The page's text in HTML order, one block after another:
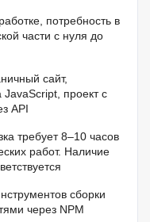
потребность в
части с нуля до
сайт,
проект с
API
требует 8–10 часов
работ. Наличие
сборки
через NPM